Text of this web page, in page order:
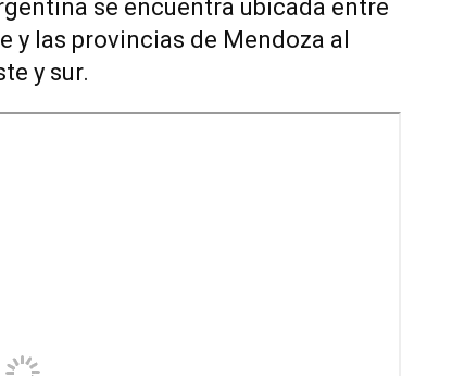
se encuentra ubicada entre
y las provincias de Mendoza al
y sur.